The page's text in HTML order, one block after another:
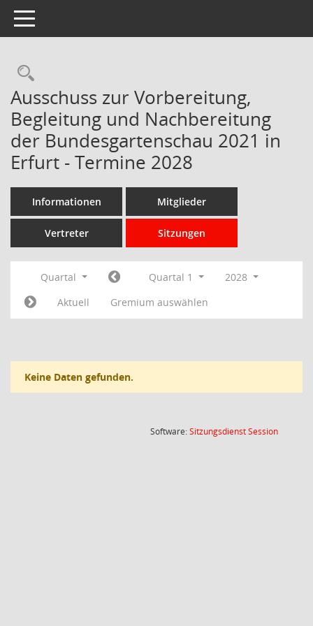
Toggle navigation
Rechercheauswahl
Ausschuss zur Vorbereitung,
Begleitung und Nachbereitung
der Bundesgartenschau 2021 in
Erfurt - Termine 2028
Informationen Mitglieder
Vertreter Sitzungen
Quartal Quartal 1
2028
Aktuell
Gremium auswählen
Keine Daten gefunden.
Software:SitzungsdienstSession(Wird in